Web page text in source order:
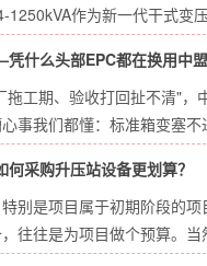
1250kVA作为新一代干式变
什么头部EPC都在换用中盟
工期、验收打回扯不清"
事我们都懂：标准箱变塞不
采购升压站设备更划算？
别是项目属于初期阶段的
往往是为项目做个预算。